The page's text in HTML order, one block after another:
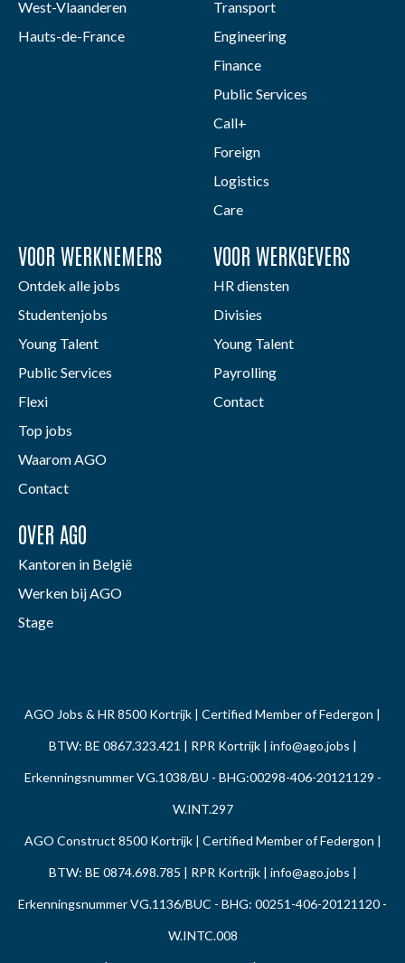
West-Vlaanderen
Hauts-de-France
Transport
Engineering
Finance
Public Services
Call+
Foreign
Logistics
Care
VOOR WERKNEMERS
Ontdek alle jobs
Studentenjobs
Young Talent
Public Services
Flexi
Top jobs
Waarom AGO
Contact
VOOR WERKGEVERS
HR diensten
Divisies
Young Talent
Payrolling
Contact
OVER AGO
Kantoren in België
Werken bij AGO
Stage
AGO Jobs & HR 8500 Kortrijk | Certified Member of Federgon |
BTW: BE 0867.323.421 | RPR Kortrijk | info@ago.jobs |
Erkenningsnummer VG.1038/BU - BHG:00298-406-20121129 -
W.INT.297
AGO Construct 8500 Kortrijk | Certified Member of Federgon |
BTW: BE 0874.698.785 | RPR Kortrijk | info@ago.jobs |
Erkenningsnummer VG.1136/BUC - BHG: 00251-406-20121120 -
W.INTC.008